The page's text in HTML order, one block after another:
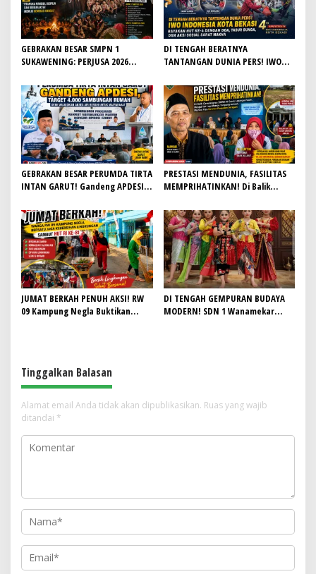
GEBRAKAN BESAR SMPN 1
SUKAWENING: PERJUSA 2026
JIWA KEPANDUAN SISWA
DI TENGAH BERATNYA
TANTANGAN DUNIA PERS! IWO
HUT Ke-4 dengan Doa, Tabur
Bunga, dan Aksi Sosial Sarat
Makna
GEBRAKAN BESAR PERUMDA TIRTA
INTAN GARUT! Gandeng APDESI,
Demi Wujudkan Akses Air Bersih
untuk Masyarakat
PRESTASI MENDUNIA, FASILITAS
MEMPRIHATINKAN! Di Balik
Lapangan Hoki Rusak, Masjid Tak
Lagi Mampu Tampung Jamaah,
Penjualan Seragam Ikut Jadi
Sorotan
JUMAT BERKAH PENUH AKSI! RW
09 Kampung Negla Buktikan
DI TENGAH GEMPURAN BUDAYA
MODERN! SDN 1 Wanamekar
Tinggalkan Balasan
Alamat email Anda tidak akan dipublikasikan. Ruas yang wajib
ditandai *